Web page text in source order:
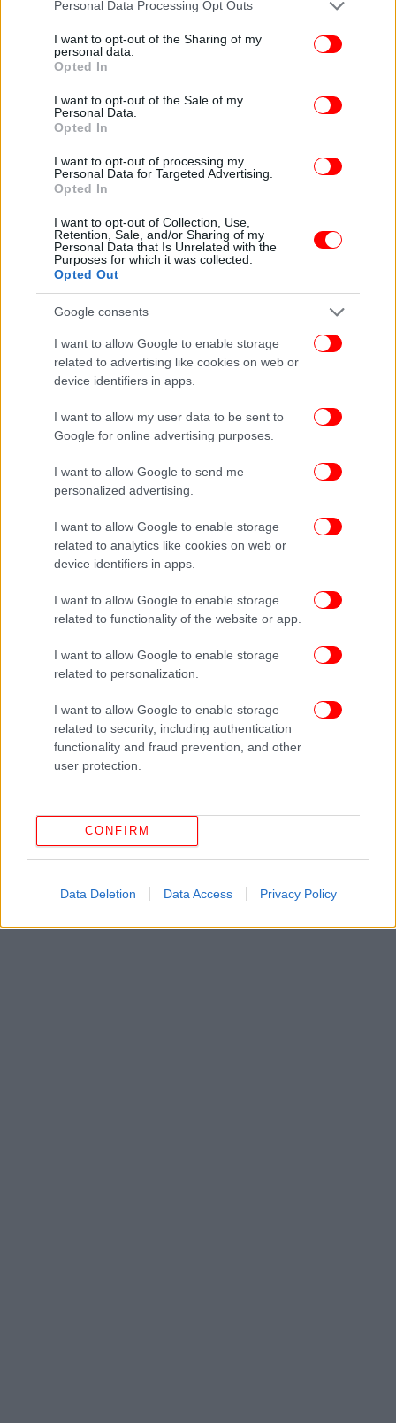
not limited to your visit or usage behaviour. You may click to
grant or deny consent to Google and its third-party tags to
use your data for below specified purposes in below Google
consent section.
Personal Data Processing Opt Outs
I want to opt-out of the Sharing of my
personal data.
Opted In
I want to opt-out of the Sale of my
Personal Data.
Opted In
I want to opt-out of processing my
Personal Data for Targeted Advertising.
Opted In
I want to opt-out of Collection, Use,
Retention, Sale, and/or Sharing of my
Personal Data that Is Unrelated with the
Purposes for which it was collected.
Opted Out
Google consents
I want to allow Google to enable storage
related to advertising like cookies on web or
device identifiers in apps.
I want to allow my user data to be sent to
Google for online advertising purposes.
I want to allow Google to send me
personalized advertising.
I want to allow Google to enable storage
related to analytics like cookies on web or
device identifiers in apps.
I want to allow Google to enable storage
related to functionality of the website or app.
I want to allow Google to enable storage
related to personalization.
I want to allow Google to enable storage
related to security, including authentication
functionality and fraud prevention, and other
user protection.
CONFIRM
Data Deletion Data Access Privacy Policy
κάτι που δεν άφησε ασχολίαστο ακόμη και η
βρετανική Guardian.